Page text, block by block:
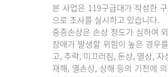
본 사업은 119구급대가 작성한
으로 조사를 실시하고 있습니다.
중증손상은 손상 정도가 심하여
장애가 발생할 위험이 높은 경우
고, 추락, 미끄러짐, 둔상, 열상,
재해, 열손상, 상해 등의 기전에